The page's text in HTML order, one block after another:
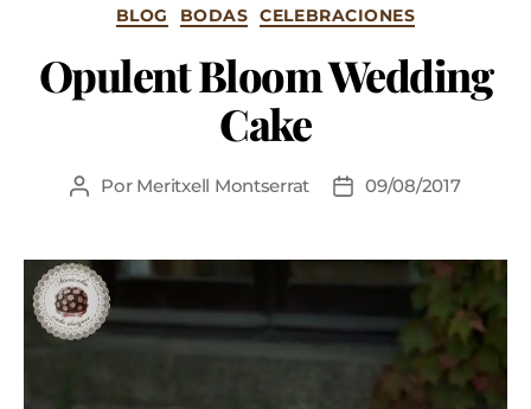
BLOG BODAS CELEBRACIONES
Opulent Bloom Wedding
Cake
Por Meritxell Montserrat 09/08/2017